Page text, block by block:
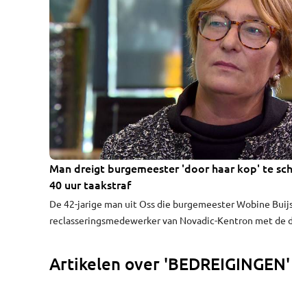
Man dreigt burgemeester 'door haar kop' te
40 uur taakstraf
De 42-jarige man uit Oss die burgemeester Wobine
reclasseringsmedewerker van Novadic-Kentron met de
Artikelen over 'BEDREIGINGEN'